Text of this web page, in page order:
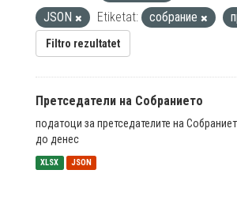
JSON
Etiketat: собрание
Filtro rezultatet
Претседатели на Собранието
податоци за претседателите на
до денес
XLSX JSON